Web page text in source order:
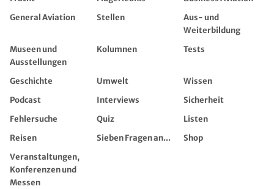
General Aviation
Stellen
Aus- und
Weiterbildung
Museen und
Ausstellungen
Kolumnen Tests
Geschichte Umwelt
Wissen
Podcast
Interviews
Sicherheit
Fehlersuche
Quiz
Listen
Reisen
Sieben Fragen an...
Shop
Veranstaltungen,
Konferenzen und
Messen